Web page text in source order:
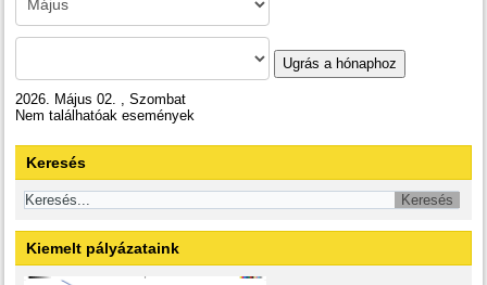
Ugrás a hónaphoz
2026. Május 02. , Szombat
Nem találhatóak események
Keresés
Kiemelt pályázataink